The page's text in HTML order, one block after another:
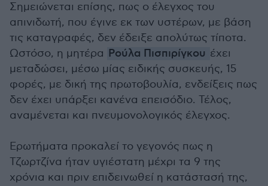
Σημειώνεται επίσης, πως ο έλεγχος του
απινιδωτή, που έγινε εκ των υστέρων, με βάση
τις καταγραφές, δεν έδειξε απολύτως τίποτα.
Ωστόσο, η μητέρα Ρούλα Πισπιρίγκου έχει
μεταδώσει, μέσω μίας ειδικής συσκευής, 15
φορές, με δική της πρωτοβουλία, ενδείξεις πως
δεν έχει υπάρξει κανένα επεισόδιο. Τέλος,
αναμένεται και πνευμονολογικός έλεγχος.
Ερωτήματα προκαλεί το γεγονός πως η
Τζωρτζίνα ήταν υγιέστατη μέχρι τα 9 της
χρόνια και πριν επιδεινωθεί η κατάστασή της,